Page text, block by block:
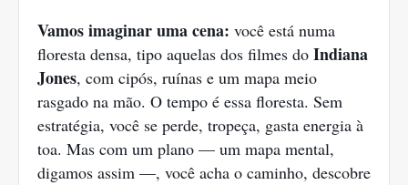
Vamos imaginar uma cena: você está numa
floresta densa, tipo aquelas dos filmes do Indiana
Jones, com cipós, ruínas e um mapa meio
rasgado na mão. O tempo é essa floresta. Sem
estratégia, você se perde, tropeça, gasta energia à
toa. Mas com um plano — um mapa mental,
digamos assim —, você acha o caminho, descobre